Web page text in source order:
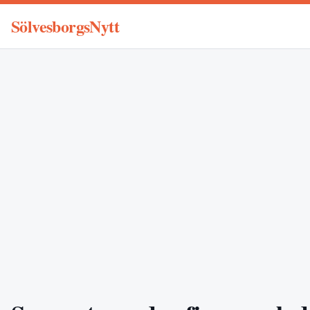
SölvesborgsNytt